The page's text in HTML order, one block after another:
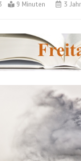
9 Minuten 3